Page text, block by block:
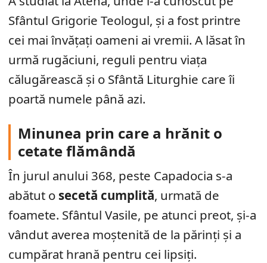
Sfântul Grigorie Teologul, și a fost printre
cei mai învățați oameni ai vremii. A lăsat în
urmă rugăciuni, reguli pentru viața
călugărească și o Sfântă Liturghie care îi
poartă numele până azi.
Minunea prin care a hrănit o
cetate flămândă
În jurul anului 368, peste Capadocia s-a
abătut o secetă cumplită, urmată de
foamete. Sfântul Vasile, pe atunci preot, și-a
vândut averea moștenită de la părinți și a
cumpărat hrană pentru cei lipsiți.